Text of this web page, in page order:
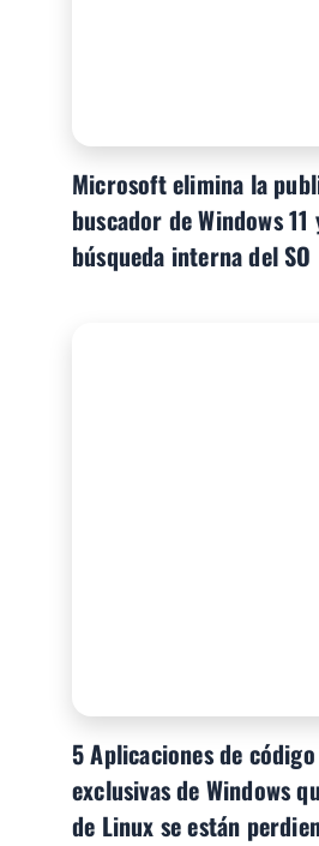
Microsoft elimina la
buscador de Windows
búsqueda interna del SO
5 Aplicaciones de
exclusivas de Windows
de Linux se están